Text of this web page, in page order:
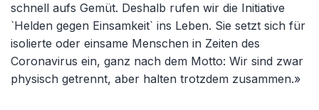
schnell aufs Gemüt. Deshalb rufen wir die Initiative
`Helden gegen Einsamkeit` ins Leben. Sie setzt sich für
isolierte oder einsame Menschen in Zeiten des
Coronavirus ein, ganz nach dem Motto: Wir sind zwar
physisch getrennt, aber halten trotzdem zusammen.»